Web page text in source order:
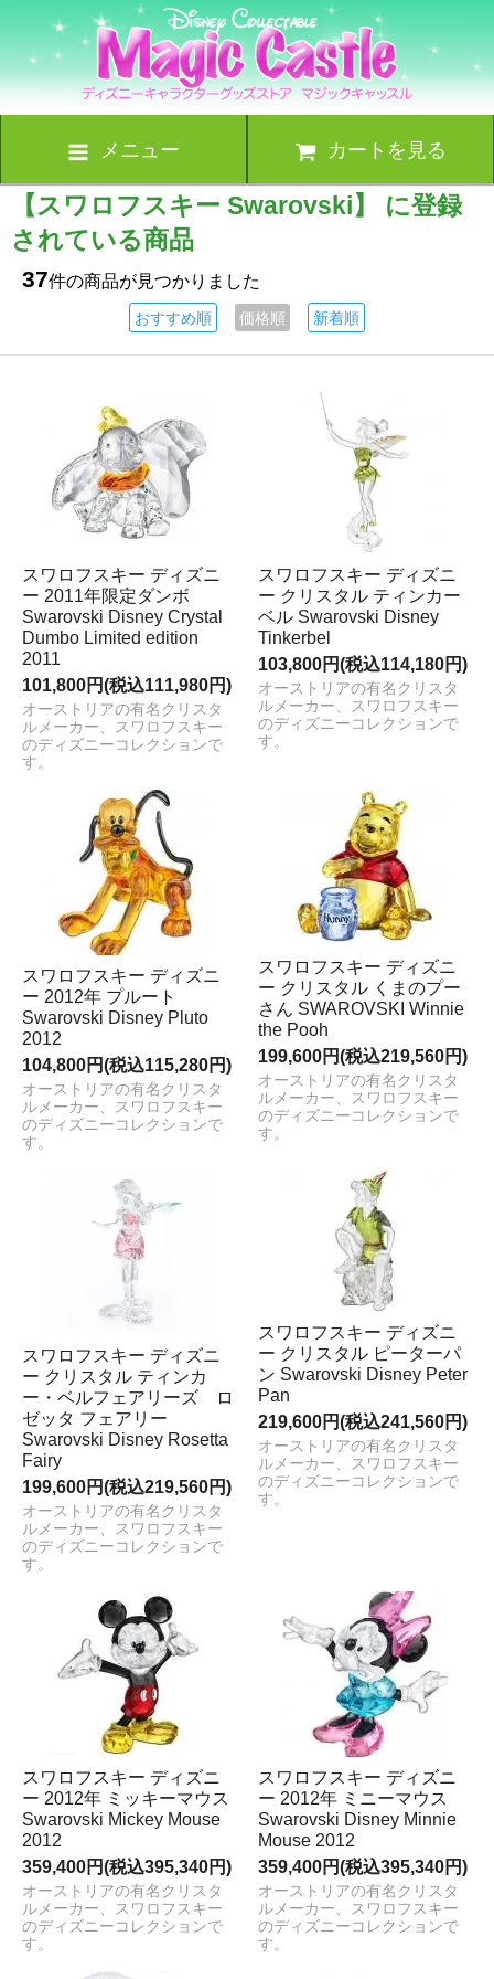
メニュー カートを見る
【スワロフスキー Swarovski】 に登録
されている商品
37件の商品が見つかりました
おすすめ順 価格順 新着順
スワロフスキー ディズニ
ー 2011年限定ダンボ
Swarovski Disney Crystal
Dumbo Limited edition
2011
101,800円(税込111,980円)
オーストリアの有名クリスタ
ルメーカー、スワロフスキー
のディズニーコレクションで
す。
スワロフスキー ディズニ
ー クリスタル ティンカー
ベル Swarovski Disney
Tinkerbel
103,800円(税込114,180円)
オーストリアの有名クリスタ
ルメーカー、スワロフスキー
のディズニーコレクションで
す。
スワロフスキー ディズニ
ー 2012年 プルート
Swarovski Disney Pluto
2012
104,800円(税込115,280円)
オーストリアの有名クリスタ
ルメーカー、スワロフスキー
のディズニーコレクションで
す。
スワロフスキー ディズニ
ー クリスタル くまのプー
さん SWAROVSKI Winnie
the Pooh
199,600円(税込219,560円)
オーストリアの有名クリスタ
ルメーカー、スワロフスキー
のディズニーコレクションで
す。
スワロフスキー ディズニ
ー クリスタル ティンカ
ー・ベルフェアリーズ ロ
ゼッタ フェアリー
Swarovski Disney Rosetta
Fairy
199,600円(税込219,560円)
オーストリアの有名クリスタ
ルメーカー、スワロフスキー
のディズニーコレクションで
す。
スワロフスキー ディズニ
ー クリスタル ピーターパ
ン Swarovski Disney Peter
Pan
219,600円(税込241,560円)
オーストリアの有名クリスタ
ルメーカー、スワロフスキー
のディズニーコレクションで
す。
スワロフスキー ディズニ
ー 2012年 ミッキーマウス
Swarovski Mickey Mouse
2012
359,400円(税込395,340円)
オーストリアの有名クリスタ
ルメーカー、スワロフスキー
のディズニーコレクションで
す。
スワロフスキー ディズニ
ー 2012年 ミニーマウス
Swarovski Disney Minnie
Mouse 2012
359,400円(税込395,340円)
オーストリアの有名クリスタ
ルメーカー、スワロフスキー
のディズニーコレクションで
す。